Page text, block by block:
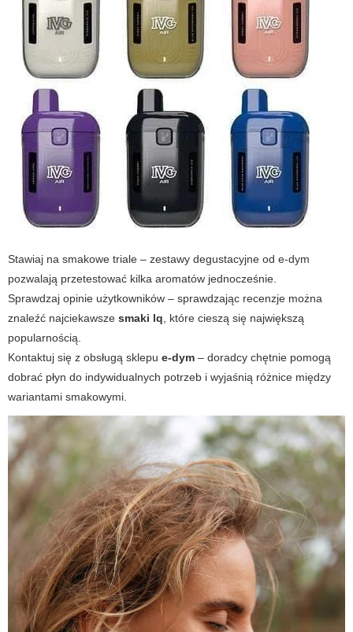
Stawiaj na smakowe triale – zestawy degustacyjne od e-dym
pozwalają przetestować kilka aromatów jednocześnie.
Sprawdzaj opinie użytkowników – sprawdzając recenzje można
znaleźć najciekawsze smaki lq , które cieszą się największą
popularnością.
Kontaktuj się z obsługą sklepu e-dym – doradcy chętnie pomogą
dobrać płyn do indywidualnych potrzeb i wyjaśnią różnice między
wariantami smakowymi.